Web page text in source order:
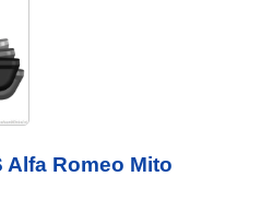
Romeo Mito